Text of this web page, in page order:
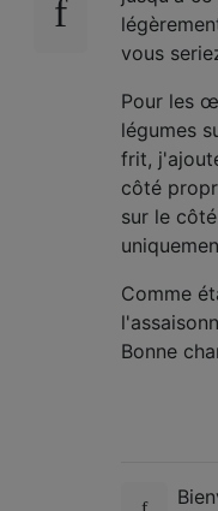
vous
Pour les
légumes
frit,
côté
sur le
Comme
Bonne